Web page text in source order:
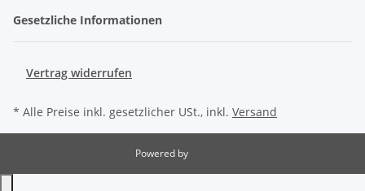
Gesetzliche Informationen
Vertrag widerrufen
* Alle Preise inkl. gesetzlicher USt., inkl. Versand
Powered by